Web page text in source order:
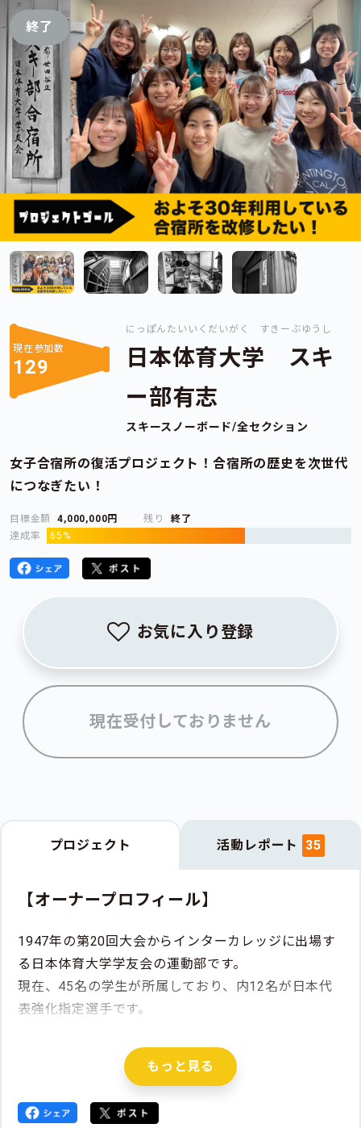
終了
現在参加数
129
にっぽんたいいくだいがく すきーぶゆうし
日本体育大学 スキ
ー部有志
スキースノーボード/全セクション
女子合宿所の復活プロジェクト！合宿所の歴史を次世代
につなぎたい！
目標金額 4,000,000円 残り
終了
達成率
65%
お気に入り登録
現在受付しておりません
プロジェクト 活動レポート 35
【オーナープロフィール】
1947年の第20回大会からインターカレッジに出場す
る日本体育大学学友会の運動部です。
現在、45名の学生が所属しており、内12名が日本代
表強化指定選手です。
オフシーズンは世田谷キャンパスを中心に活動してお
り、特に近年は女子学生の活躍も目覚ましいです。
ワールドカップ出場のほか、世界の強豪に挑戦してい